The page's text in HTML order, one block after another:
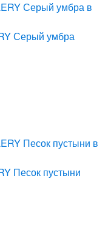
Серый умбра
Песок пустыни